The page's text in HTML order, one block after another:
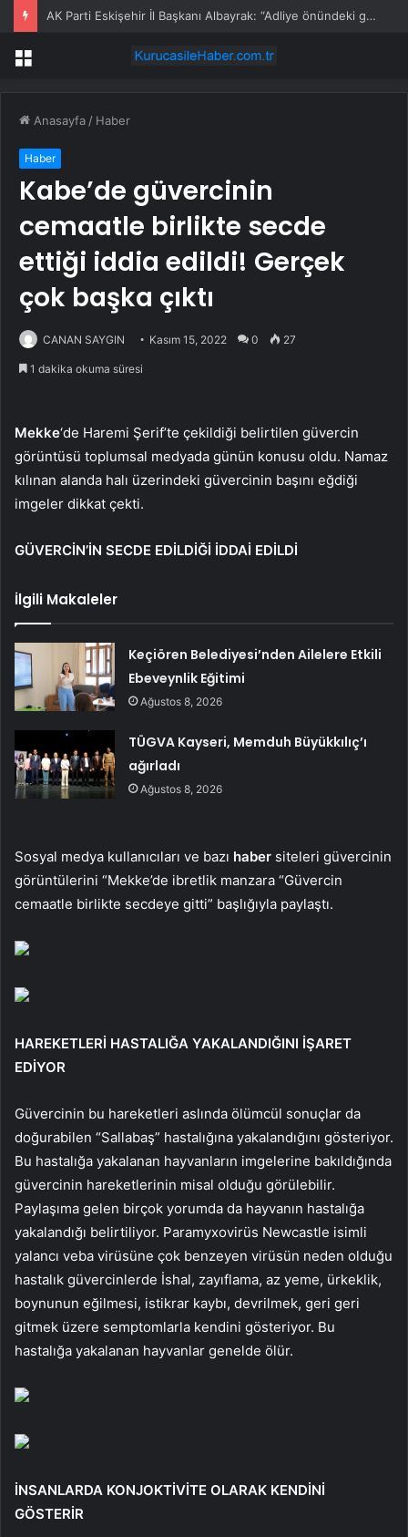
AK Parti Eskişehir İl Başkanı Albayrak: “Adliye önündeki görüntülerden rahatsız oluyorsunuz da dosyalardaki suçlar hiç mi vicdanınızı sızlatmıyor”
Menü
Anasayfa / Haber
Haber
Kabe’de güvercinin
cemaatle birlikte secde
ettiği iddia edildi! Gerçek
çok başka çıktı
CANAN SAYGIN Kasım 15, 2022 0 27
1 dakika okuma süresi
Mekke‘de Haremi Şerif’te çekildiği belirtilen güvercin
görüntüsü toplumsal medyada günün konusu oldu. Namaz
kılınan alanda halı üzerindeki güvercinin başını eğdiği
imgeler dikkat çekti.
GÜVERCİN’İN SECDE EDİLDİĞİ İDDAİ EDİLDİ
İlgili Makaleler
Keçiören Belediyesi’nden Ailelere Etkili
Ebeveynlik Eğitimi
Ağustos 8, 2026
TÜGVA Kayseri, Memduh Büyükkılıç’ı
ağırladı
Ağustos 8, 2026
Sosyal medya kullanıcıları ve bazı haber siteleri güvercinin
görüntülerini “Mekke’de ibretlik manzara “Güvercin
cemaatle birlikte secdeye gitti” başlığıyla paylaştı.
HAREKETLERİ HASTALIĞA YAKALANDIĞINI İŞARET
EDİYOR
Güvercinin bu hareketleri aslında ölümcül sonuçlar da
doğurabilen “Sallabaş” hastalığına yakalandığını gösteriyor.
Bu hastalığa yakalanan hayvanların imgelerine bakıldığında
güvercinin hareketlerinin misal olduğu görülebilir.
Paylaşıma gelen birçok yorumda da hayvanın hastalığa
yakalandığı belirtiliyor. Paramyxovirüs Newcastle isimli
yalancı veba virüsüne çok benzeyen virüsün neden olduğu
hastalık güvercinlerde İshal, zayıflama, az yeme, ürkeklik,
boynunun eğilmesi, istikrar kaybı, devrilmek, geri geri
gitmek üzere semptomlarla kendini gösteriyor. Bu
hastalığa yakalanan hayvanlar genelde ölür.
İNSANLARDA KONJOKTİVİTE OLARAK KENDİNİ
GÖSTERİR